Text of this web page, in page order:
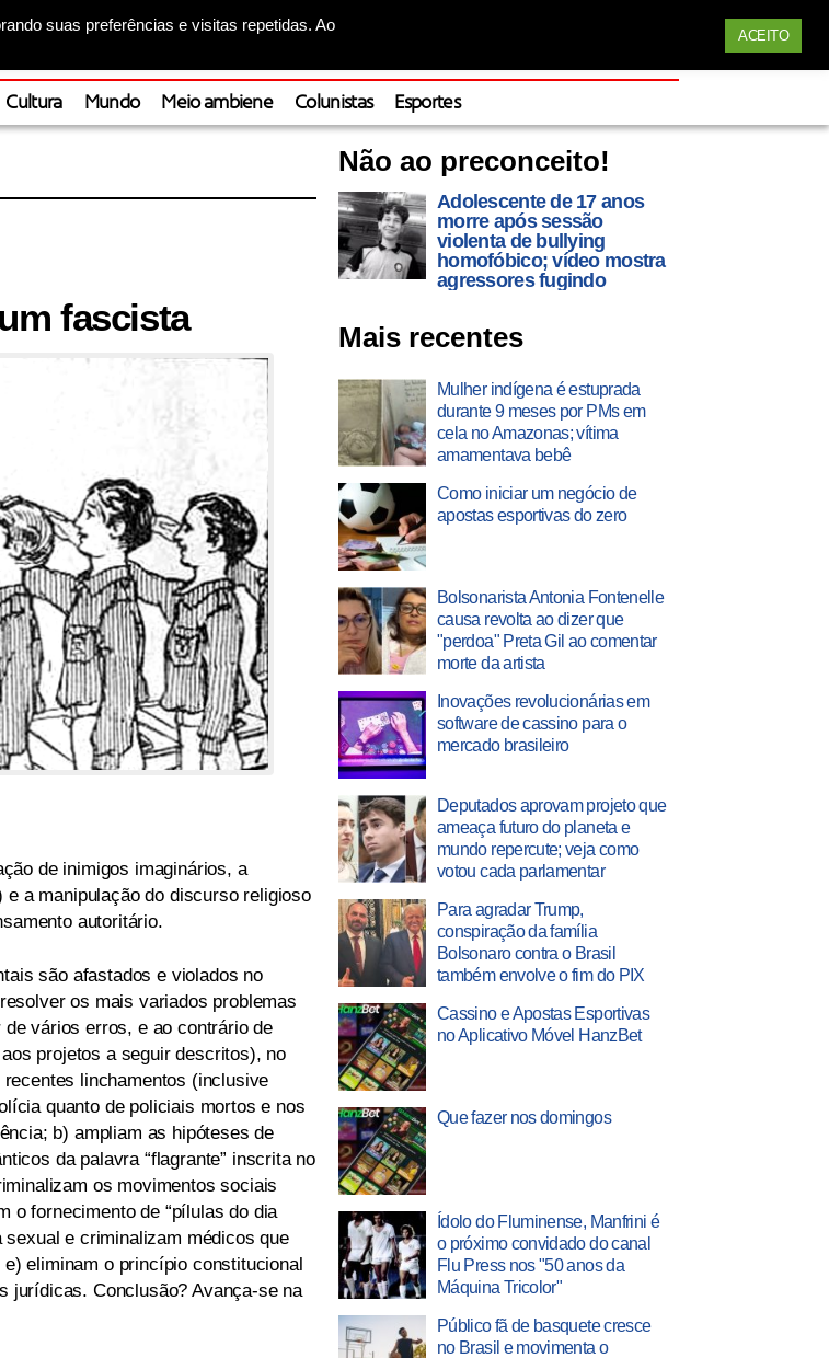
suas preferências e visitas repetidas. Ao
ACEITO
Cultura Mundo Meio ambiene Colunistas Esportes
fascista
de inimigos imaginários, a
a manipulação do discurso religioso
autoritário.
são afastados e violados no
os mais variados problemas
vários erros, e ao contrário de
projetos a seguir descritos), no
linchamentos (inclusive
quanto de policiais mortos e nos
b) ampliam as hipóteses de
da palavra “flagrante” inscrita no
os movimentos sociais
o fornecimento de “pílulas do dia
e criminalizam médicos que
eliminam o princípio constitucional
jurídicas. Conclusão? Avança-se na
Não ao preconceito!
Adolescente de 17 anos
morre após sessão
violenta de bullying
homofóbico; vídeo mostra
agressores fugindo
Mais recentes
Mulher indígena é estuprada
durante 9 meses por PMs em
cela no Amazonas; vítima
amamentava bebê
Como iniciar um negócio de
apostas esportivas do zero
Bolsonarista Antonia Fontenelle
causa revolta ao dizer que
"perdoa" Preta Gil ao comentar
morte da artista
Inovações revolucionárias em
software de cassino para o
mercado brasileiro
Deputados aprovam projeto que
ameaça futuro do planeta e
mundo repercute; veja como
votou cada parlamentar
Para agradar Trump,
conspiração da família
Bolsonaro contra o Brasil
também envolve o fim do PIX
Cassino e Apostas Esportivas
no Aplicativo Móvel HanzBet
Que fazer nos domingos
Ídolo do Fluminense, Manfrini é
o próximo convidado do canal
Flu Press nos "50 anos da
Máquina Tricolor"
Público fã de basquete cresce
no Brasil e movimenta o